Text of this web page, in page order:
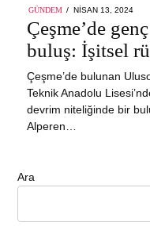
GÜNDEM
POSTED
NISAN 13, 2024
Çeşme’de
buluş: İşitsel
Çeşme’de bulunan
Teknik Anadolu
devrim niteliğinde bir
Alperen…
Ara